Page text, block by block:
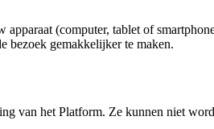
apparaat (computer, tablet of
bezoek gemakkelijker te maken.
van het Platform. Ze kunnen niet